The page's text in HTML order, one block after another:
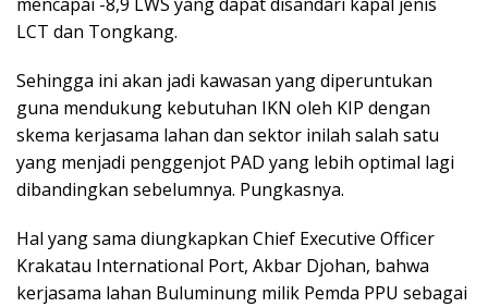
LCT dan Tongkang.
Sehingga ini akan jadi kawasan yang diperuntukan
guna mendukung kebutuhan IKN oleh KIP dengan
skema kerjasama lahan dan sektor inilah salah satu
yang menjadi penggenjot PAD yang lebih optimal lagi
dibandingkan sebelumnya. Pungkasnya.
Hal yang sama diungkapkan Chief Executive Officer
Krakatau International Port, Akbar Djohan, bahwa
kerjasama lahan Buluminung milik Pemda PPU sebagai